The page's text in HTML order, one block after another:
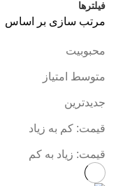
فیلترها
مرتب سازی بر اساس
محبوبیت
متوسط امتیاز
جدیدترین
قیمت: کم به زیاد
قیمت: زیاد به کم